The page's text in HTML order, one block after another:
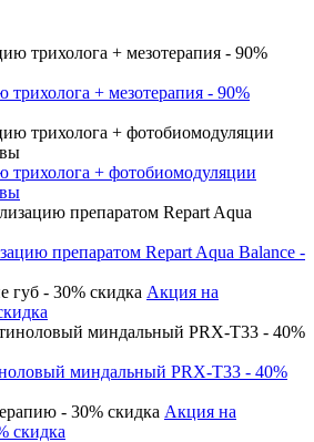
трихолога + мезотерапия - 90%
трихолога + фотобиомодуляции
препаратом Repart Aqua Balance -
Акция на
миндальный PRX-T33 - 40%
Акция на
скидка